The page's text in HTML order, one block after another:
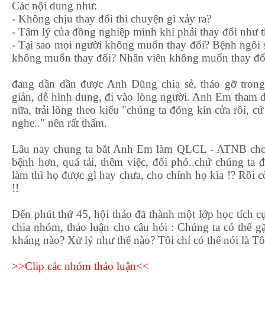
Các nội dung như:
- Không chịu thay đổi thì chuyện gì xảy ra?
- Tâm lý của đồng nghiệp mình khi phải thay đổi như
- Tại sao mọi người không muốn thay đổi? Bệnh ngôi
không muốn thay đổi? Nhân viên không muốn thay
đang dần dần được Anh Dũng chia sẻ, tháo gỡ
giản, dễ hình dung, đi vào lòng người. Anh Em tham
nữa, trải lòng theo kiểu "chúng ta đóng kín cửa rồi,
nghe.." nên rất thấm.
Lâu nay chung ta bắt Anh Em làm QLCL - ATNB
bệnh hơn, quá tải, thêm việc, đối phó..chứ chúng ta
làm thì họ được gì hay chưa, cho chính họ kìa !? Rồi
!!
Đến phút thứ 45, hội thảo đã thành một lớp học tích
chia nhóm, thảo luận cho câu hỏi : Chúng ta có thể
kháng nào? Xử lý như thế nào? Tôi chỉ có thể nói là
>>Clip các nhóm thảo luận<<